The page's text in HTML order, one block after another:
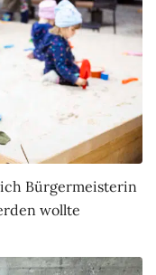
ich Bürgermeisterin
wollte